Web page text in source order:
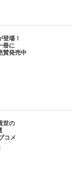
場！
冊に
賛発売中
世の
コメ